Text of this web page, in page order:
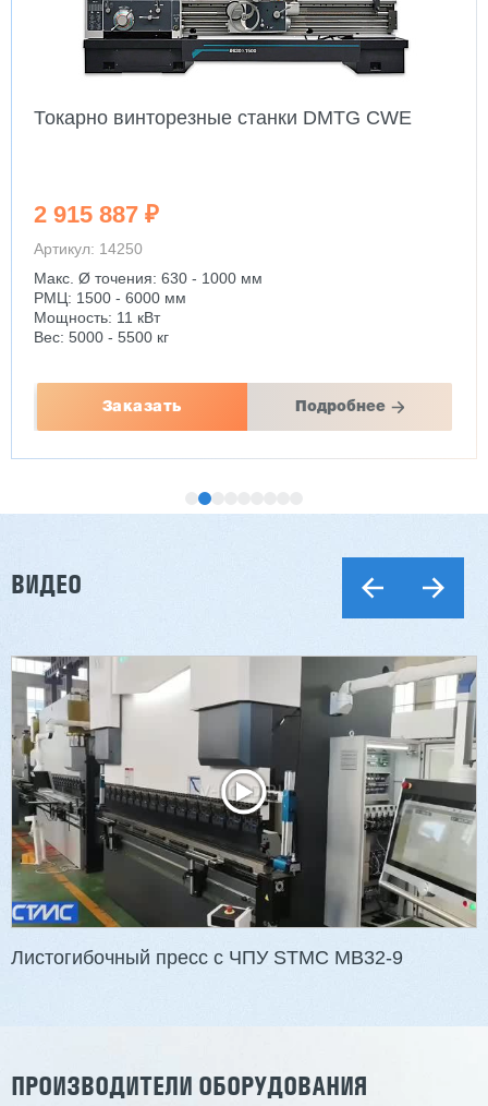
Токарно винторезные станки DMTG CWE
2 915 887 ₽
Артикул: 14250
Макс. Ø точения: 630 - 1000 мм
РМЦ: 1500 - 6000 мм
Мощность: 11 кВт
Вес: 5000 - 5500 кг
Заказать Подробнее
Двухсторонний шипорез MX6015
2 854 839 ₽
3 201 613 ₽
Артикул: 2497
Длина заготовки: 400-1500 мм
Макс. ширина заготовки: 580 мм
Станок проходного типа
Узлы: 4 пилы, 2 фрезы
ВИДЕО
Листогибочный пресс с ЧПУ STMC MB32-9
ПРОИЗВОДИТЕЛИ ОБОРУДОВАНИЯ